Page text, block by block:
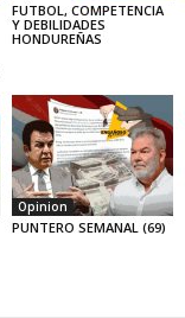
FUTBOL, COMPETENCIA
Y DEBILIDADES
HONDUREÑAS
Opinion
PUNTERO SEMANAL (69)